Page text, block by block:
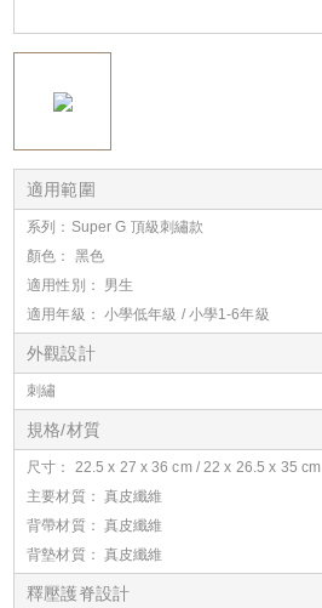
適用範圍
系列：Super G 頂級刺繡款
顏色： 黑色
適用性別： 男生
適用年級： 小學低年級 / 小學1-6年級
外觀設計
刺繡
規格/材質
尺寸： 22.5 x 27 x 36 cm / 22 x 26.5 x 35 cm
主要材質： 真皮纖維
背帶材質： 真皮纖維
背墊材質： 真皮纖維
釋壓護脊設計